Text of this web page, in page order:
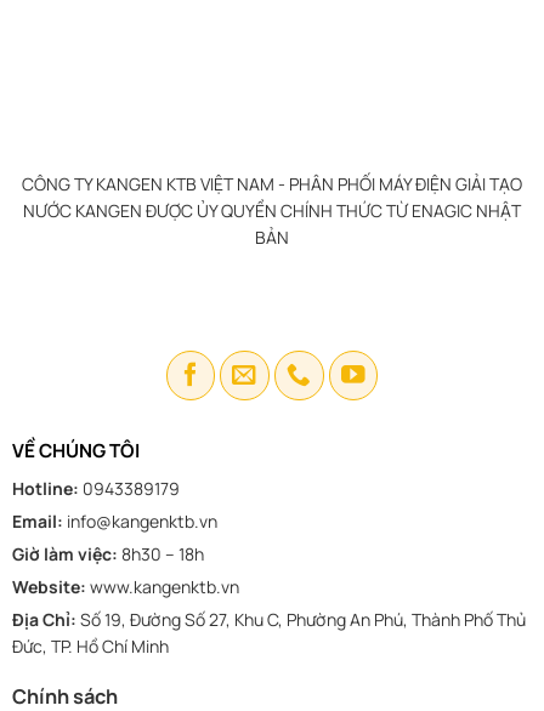
CÔNG TY KANGEN KTB VIỆT NAM - PHÂN PHỐI MÁY ĐIỆN GIẢI TẠO
NƯỚC KANGEN ĐƯỢC ỦY QUYỀN CHÍNH THỨC TỪ ENAGIC NHẬT
BẢN
VỀ CHÚNG TÔI
Hotline: 0943389179
Email: info@kangenktb.vn
Giờ làm việc: 8h30 – 18h
Website: www.kangenktb.vn
Địa Chỉ: Số 19, Đường Số 27, Khu C, Phường An Phú, Thành Phố Thủ
Đức, TP. Hồ Chí Minh
Chính sách